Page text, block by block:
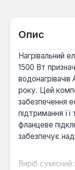
Опис
Нагрівальний
1500 Вт
року. Цей
забезпечення
підтримання
фланцеве
забезпечує
Виріб